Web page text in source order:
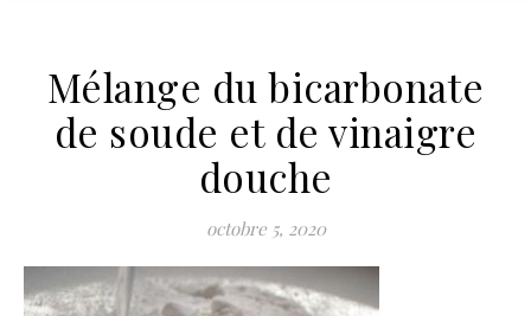
Mélange du bicarbonate
de soude et de vinaigre
douche
octobre 5, 2020